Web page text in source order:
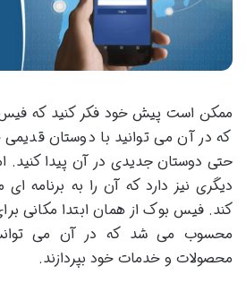
ممکن است پیش خود فکر کنید که
که در آن می توانید با دوستان قدیمی
حتی دوستان جدیدی در آن پیدا کنید.
دیگری نیز دارد که آن را به برنامه
کند. فیس بوک از همان ابتدا مکانی
محسوب می شد که در آن می
محصولات و خدمات خود بپردازند.